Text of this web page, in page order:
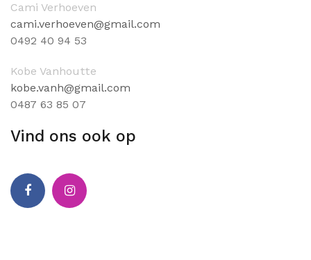
Cami Verhoeven
cami.verhoeven@gmail.com
0492 40 94 53
Kobe Vanhoutte
kobe.vanh@gmail.com
0487 63 85 07
Vind ons ook op